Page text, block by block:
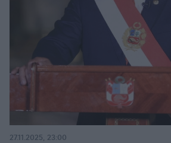
27.11.2025, 23:00